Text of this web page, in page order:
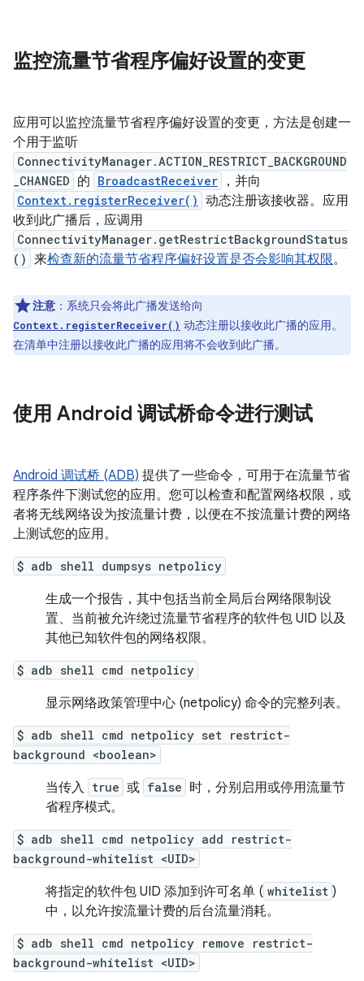
监控流量节省程序偏好设置的变更
应用可以监控流量节省程序偏好设置的变更，方法是创建一
个用于监听
ConnectivityManager.ACTION_RESTRICT_BACKGROUND
_CHANGED 的 BroadcastReceiver ，并向
Context.registerReceiver() 动态注册该接收器。应用
收到此广播后，应调用
ConnectivityManager.getRestrictBackgroundStatus
() 来检查新的流量节省程序偏好设置是否会影响其权限。
注意 ：系统只会将此广播发送给向
Context.registerReceiver() 动态注册以接收此广播的应用。
在清单中注册以接收此广播的应用将不会收到此广播。
使用 Android 调试桥命令进行测试
Android 调试桥 (ADB) 提供了一些命令，可用于在流量节省
程序条件下测试您的应用。您可以检查和配置网络权限，或
者将无线网络设为按流量计费，以便在不按流量计费的网络
上测试您的应用。
$ adb shell dumpsys netpolicy
生成一个报告，其中包括当前全局后台网络限制设
置、当前被允许绕过流量节省程序的软件包 UID 以及
其他已知软件包的网络权限。
$ adb shell cmd netpolicy
显示网络政策管理中心 (netpolicy) 命令的完整列表。
$ adb shell cmd netpolicy set restrict-
background <boolean>
当传入 true 或 false 时，分别启用或停用流量节
省程序模式。
$ adb shell cmd netpolicy add restrict-
background-whitelist <UID>
将指定的软件包 UID 添加到许可名单 ( whitelist )
中，以允许按流量计费的后台流量消耗。
$ adb shell cmd netpolicy remove restrict-
background-whitelist <UID>